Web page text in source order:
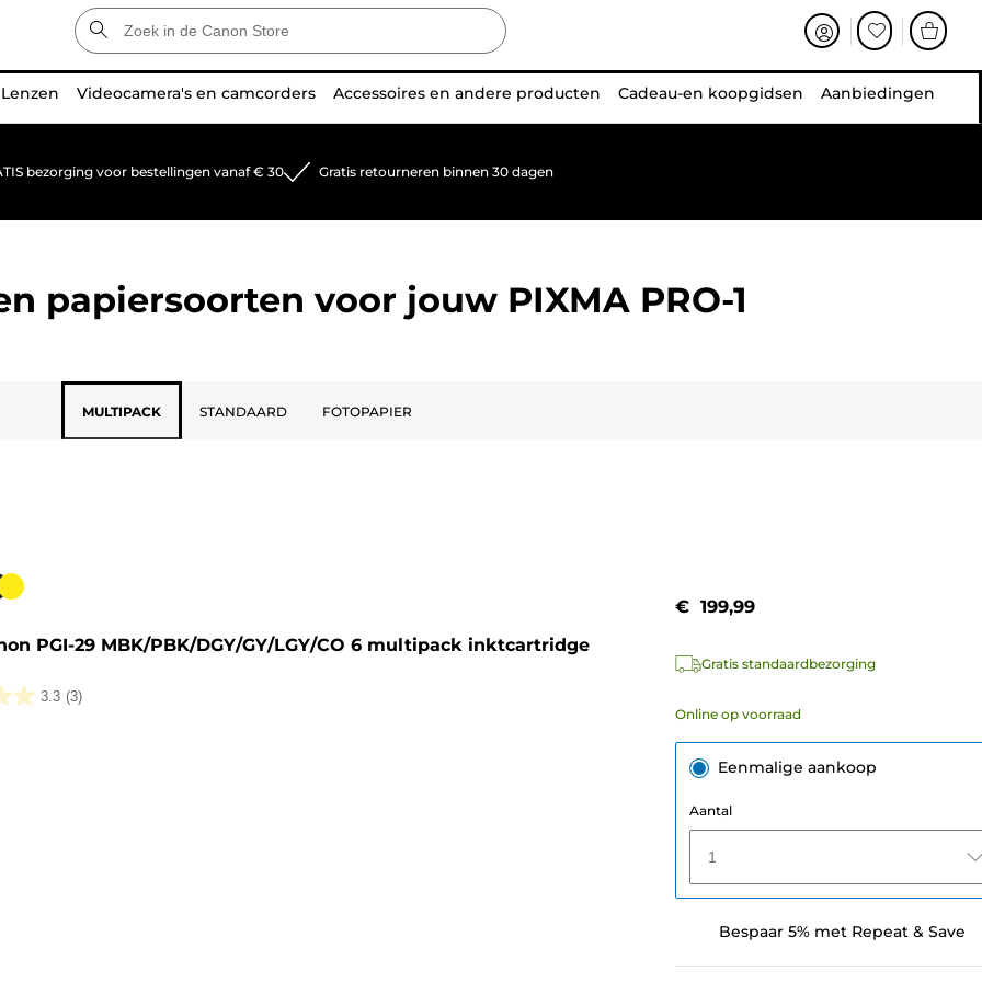
Lenzen Videocamera's en camcorders Accessoires en andere producten Cadeau-en koopgidsen Aanbiedingen
bezorging voor bestellingen vanaf € 30 Gratis retourneren binnen 30 dagen
papiersoorten voor jouw PIXMA PRO-1
MULTIPACK STANDAARD FOTOPAPIER
PGI-29 MBK/PBK/DGY/GY/LGY/CO 6 multipack inktcartridge
3.3 (3)
€ 199,99
Gratis standaardbezorging
Online op voorraad
Eenmalige aankoop
Aantal
1
Bespaar 5% met Repeat & Save